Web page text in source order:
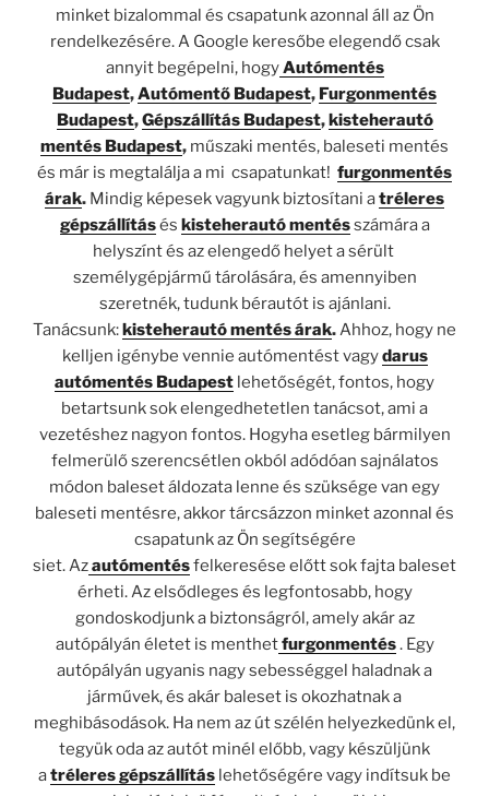
minket bizalommal és csapatunk azonnal áll az Ön
rendelkezésére. A Google keresőbe elegendő csak
annyit begépelni, hogyAutómentés
Budapest,Autómentő Budapest, Furgonmentés
Budapest,Gépszállítás Budapest,kisteherautó
mentés Budapest, műszaki mentés, baleseti mentés
és már is megtalálja a mi csapatunkat! furgonmentés
árak. Mindig képesek vagyunk biztosítani atréleres
gépszállításés kisteherautó mentésszámára a
helyszínt és az elengedő helyet a sérült
személygépjármű tárolására, és amennyiben
szeretnék, tudunk bérautót is ajánlani.
Tanácsunk:kisteherautó mentés árak.Ahhoz, hogy ne
kelljen igénybe vennie autómentést vagydarus
autómentés Budapest lehetőségét, fontos, hogy
betartsunk sok elengedhetetlen tanácsot, ami a
vezetéshez nagyon fontos. Hogyha esetleg bármilyen
felmerülő szerencsétlen okból adódóan sajnálatos
módon baleset áldozata lenne és szüksége van egy
baleseti mentésre, akkor tárcsázzon minket azonnal és
csapatunk az Ön segítségére
siet. Azautómentésfelkeresése előtt sok fajta baleset
érheti. Az elsődleges és legfontosabb, hogy
gondoskodjunk a biztonságról, amely akár az
autópályán életet is menthetfurgonmentés. Egy
autópályán ugyanis nagy sebességgel haladnak a
járművek, és akár baleset is okozhatnak a
meghibásodások. Ha nem az út szélén helyezkedünk el,
tegyük oda az autót minél előbb, vagy készüljünk
atréleres gépszállítás lehetőségére vagy indítsuk be